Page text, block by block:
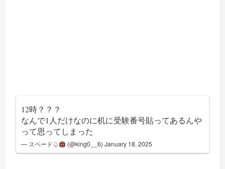
12時？？？
なんで1人だけなのに机に受験番号貼ってあるんや
って思ってしまった
— スペード♤ (@king0__6) January 18, 2025